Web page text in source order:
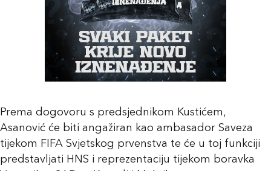
Prema dogovoru s predsjednikom Kustićem,
Asanović će biti angažiran kao ambasador Saveza
tijekom FIFA Svjetskog prvenstva te će u toj funkciji
predstavljati HNS i reprezentaciju tijekom boravka